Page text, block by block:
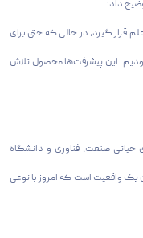
داد:
قرار گیرد، در حالی که حتی برای
این پیشرفت‌ها محصول تلاش
صنعت، فناوری و دانشگاه
واقعیت است که امروز با نوعی